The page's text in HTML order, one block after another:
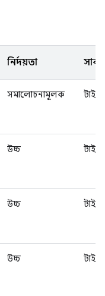
নির্দয়তা
সমালোচনামূলক
উচ্চ
উচ্চ
উচ্চ